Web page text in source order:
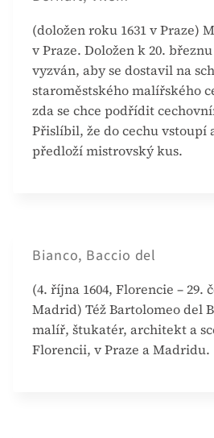
(doložen roku 1631 v Praze)
v Praze. Doložen k 20.
vyzván, aby se dostavil na
staroměstského malířského
zda se chce podřídit
Přislíbil, že do cechu vstoupí
předloží mistrovský kus.
Bianco, Baccio del
(4. října 1604, Florencie – 29.
Madrid) Též Bartolomeo del
malíř, štukatér, architekt a
Florencii, v Praze a Madridu.